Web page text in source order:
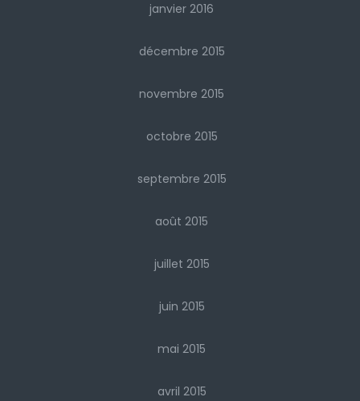
janvier 2016
décembre 2015
novembre 2015
octobre 2015
septembre 2015
août 2015
juillet 2015
juin 2015
mai 2015
avril 2015